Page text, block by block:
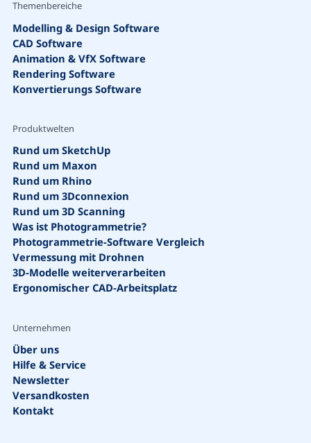
Themenbereiche
Modelling & Design Software
CAD Software
Animation & VfX Software
Rendering Software
Konvertierungs Software
Produktwelten
Rund um SketchUp
Rund um Maxon
Rund um Rhino
Rund um 3Dconnexion
Rund um 3D Scanning
Was ist Photogrammetrie?
Photogrammetrie-Software Vergleich
Vermessung mit Drohnen
3D-Modelle weiterverarbeiten
Ergonomischer CAD-Arbeitsplatz
Unternehmen
Über uns
Hilfe & Service
Newsletter
Versandkosten
Kontakt